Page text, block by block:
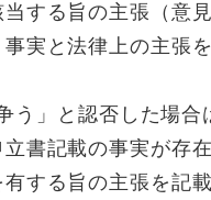
する旨の主張（意
実と法律上の主張
と認否した場合
書記載の事実が存
する旨の主張を記